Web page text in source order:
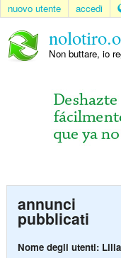
nuovo utente accedi
Non buttare, io
annunci
pubblicati
Nome degli utenti: